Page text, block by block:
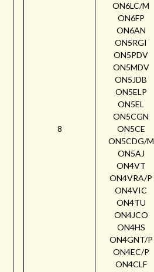
8
ON6LC/M
ON6FP
ON6AN
ON5RGI
ON5PDV
ON5MDV
ON5JDB
ON5ELP
ON5EL
ON5CGN
ON5CE
ON5CDG/M
ON5AJ
ON4VT
ON4VRA/P
ON4VIC
ON4TU
ON4JCO
ON4HS
ON4GNT/P
ON4EC/P
ON4CLF